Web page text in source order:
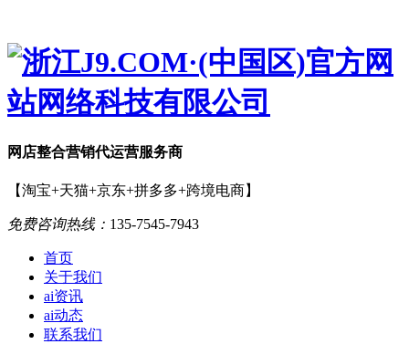
网店整合营销代运营服务商
【淘宝+天猫+京东+拼多多+跨境电商】
免费咨询热线： 135-7545-7943
首页
关于我们
ai资讯
ai动态
联系我们